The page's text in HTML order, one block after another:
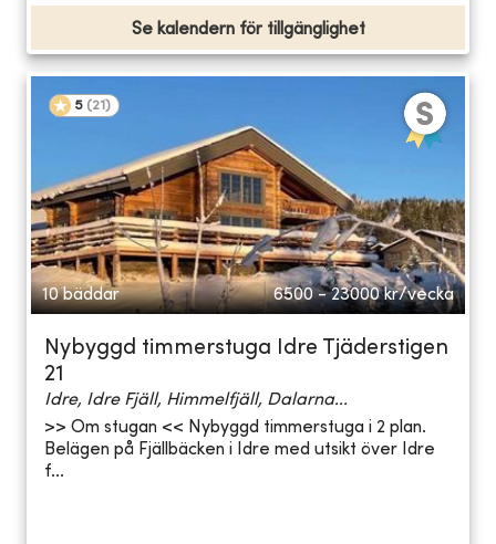
Se kalendern för tillgänglighet
5 (21 )
10 bäddar 6500 - 23000 kr/vecka
Nybyggd timmerstuga Idre Tjäderstigen
21
Idre, Idre Fjäll, Himmelfjäll, Dalarna...
>> Om stugan << Nybyggd timmerstuga i 2 plan.
Belägen på Fjällbäcken i Idre med utsikt över Idre
f...